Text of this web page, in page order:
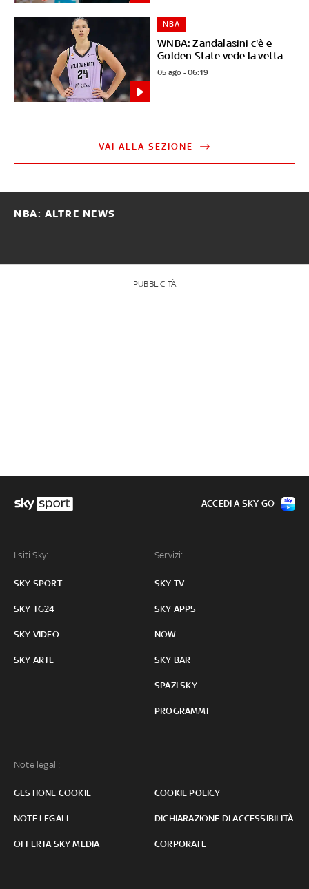
WNBA: Zandalasini c'è e
Golden State vede la vetta
NBA
05 ago - 06:19
VAI ALLA SEZIONE
NBA: ALTRE NEWS
PUBBLICITÀ
I siti Sky:
SKY SPORT
SKY TG24
SKY VIDEO
SKY ARTE
Servizi:
SKY TV
SKY APPS
NOW
SKY BAR
SPAZI SKY
PROGRAMMI
Note legali:
GESTIONE COOKIE COOKIE POLICY
NOTE LEGALI DICHIARAZIONE DI ACCESSIBILITÀ
OFFERTA SKY MEDIA CORPORATE
ACCEDI A SKY GO